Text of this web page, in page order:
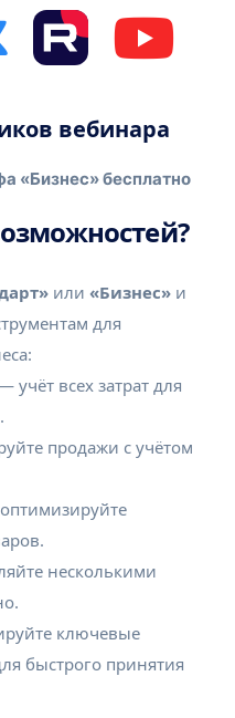
вебинара
«Бизнес» бесплатно
или «Бизнес» и
для
учёт всех затрат для
продажи с учётом
несколькими
ключевые
быстрого принятия